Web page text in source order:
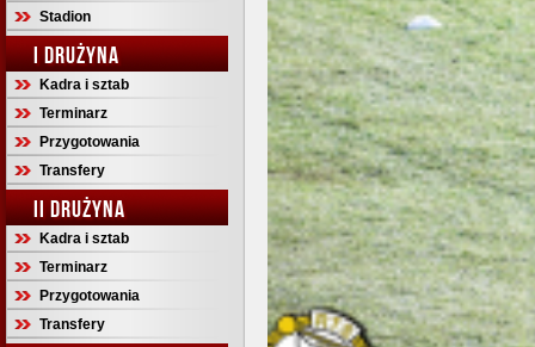
Stadion
I DRUŻYNA
Kadra i sztab
Terminarz
Przygotowania
Transfery
II DRUŻYNA
Kadra i sztab
Terminarz
Przygotowania
Transfery